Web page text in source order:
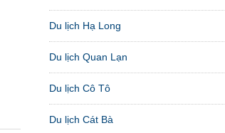
Du lịch Hạ Long
Du lịch Quan Lạn
Du lịch Cô Tô
Du lịch Cát Bà